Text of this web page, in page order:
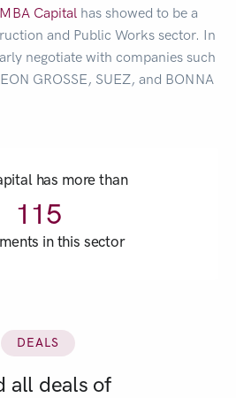
MBA Capital has showed to be a
and Public Works sector. In
negotiate with companies such
GROSSE, SUEZ, and BONNA
has more than
115
in this sector
DEALS
all deals of